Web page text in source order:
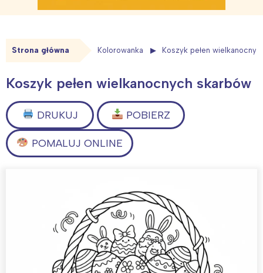
Strona główna Kolorowanka Koszyk pełen
Koszyk pełen wielkanocnych skarbów
DRUKUJ POBIERZ
POMALUJ ONLINE